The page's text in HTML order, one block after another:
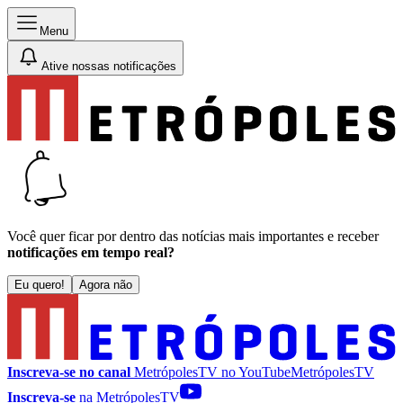
Menu
Ative nossas notificações
Você quer ficar por dentro das notícias mais importantes e receber
notificações em tempo real?
Eu quero! Agora não
Inscreva-se no canal MetrópolesTV noYouTubeMetrópolesTV
Inscreva-se na MetrópolesTV